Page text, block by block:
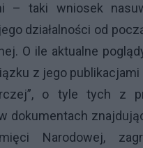
– taki wniosek
działalności od
O ile aktualne
z jego publikacjami
o tyle tych z
dokumentach
Narodowej,